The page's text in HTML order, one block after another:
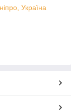
Україна